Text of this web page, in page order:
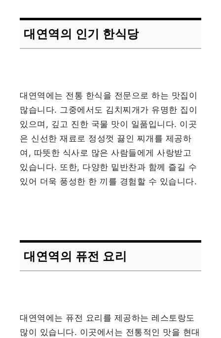
대연역의 인기 한식당
대연역에는 전통 한식을 전문으로 하는 맛집이
많습니다. 그중에서도 김치찌개가 유명한 집이
있으며, 깊고 진한 국물 맛이 일품입니다. 이곳
은 신선한 재료로 정성껏 끓인 찌개를 제공하
여, 따뜻한 식사로 많은 사람들에게 사랑받고
있습니다. 또한, 다양한 밑반찬과 함께 즐길 수
있어 더욱 풍성한 한 끼를 경험할 수 있습니다.
대연역의 퓨전 요리
대연역에는 퓨전 요리를 제공하는 레스토랑도
많이 있습니다. 이곳에서는 전통적인 맛을 현대